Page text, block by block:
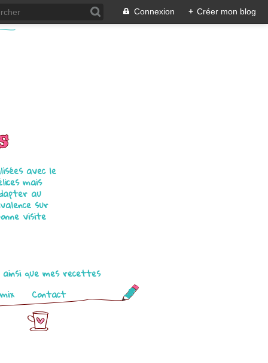
Connexion + Créer mon blog
avec le
mais
au
sur
visite
ainsi que mes recettes
Contact